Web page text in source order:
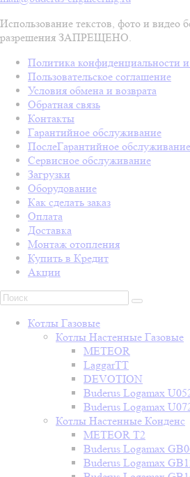
Использование текстов, фото и видео
разрешения ЗАПРЕЩЕНО.
Политика конфиденциальности и
Пользовательское соглашение
Условия обмена и возврата
Обратная связь
Контакты
Гарантийное обслуживание
ПослеГарантийное обслуживание
Сервисное обслуживание
Загрузки
Оборудование
Как сделать заказ
Оплата
Доставка
Монтаж отопления
Купить в Кредит
Акции
Котлы Газовые
Котлы Настенные Газовые
METEOR
LaggarTT
DEVOTION
Buderus Logamax
Buderus Logamax
Котлы Настенные Конденс
METEOR T2
Buderus Logamax
Buderus Logamax